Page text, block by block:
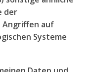
der
Angriffen auf
Systeme